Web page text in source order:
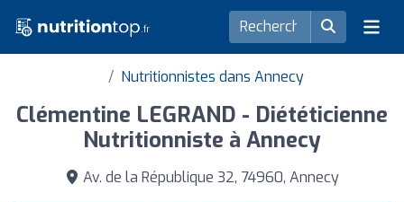
Nutritionnistes dans Annecy
Clémentine LEGRAND - Diététicienne
Nutritionniste à Annecy
Av. de la République 32, 74960, Annecy